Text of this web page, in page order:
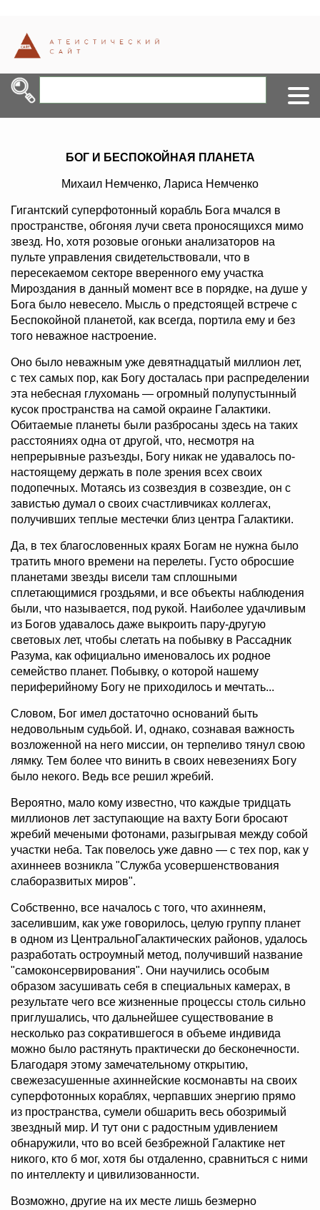
БОГ И БЕСПОКОЙНАЯ ПЛАНЕТА
Михаил Немченко, Лариса Немченко
Гигантский суперфотонный корабль Бога мчался в
пространстве, обгоняя лучи света проносящихся мимо
звезд. Но, хотя розовые огоньки анализаторов на
пульте управления свидетельствовали, что в
пересекаемом секторе вверенного ему участка
Мироздания в данный момент все в порядке, на душе у
Бога было невесело. Мысль о предстоящей встрече с
Беспокойной планетой, как всегда, портила ему и без
того неважное настроение.
Оно было неважным уже девятнадцатый миллион лет,
с тех самых пор, как Богу досталась при распределении
эта небесная глухомань — огромный полупустынный
кусок пространства на самой окраине Галактики.
Обитаемые планеты были разбросаны здесь на таких
расстояниях одна от другой, что, несмотря на
непрерывные разъезды, Богу никак не удавалось по-
настоящему держать в поле зрения всех своих
подопечных. Мотаясь из созвездия в созвездие, он с
завистью думал о своих счастливчиках коллегах,
получивших теплые местечки близ центра Галактики.
Да, в тех благословенных краях Богам не нужна было
тратить много времени на перелеты. Густо обросшие
планетами звезды висели там сплошными
сплетающимися гроздьями, и все объекты наблюдения
были, что называется, под рукой. Наиболее удачливым
из Богов удавалось даже выкроить пару-другую
световых лет, чтобы слетать на побывку в Рассадник
Разума, как официально именовалось их родное
семейство планет. Побывку, о которой нашему
периферийному Богу не приходилось и мечтать...
Словом, Бог имел достаточно оснований быть
недовольным судьбой. И, однако, сознавая важность
возложенной на него миссии, он терпеливо тянул свою
лямку. Тем более что винить в своих невезениях Богу
было некого. Ведь все решил жребий.
Вероятно, мало кому известно, что каждые тридцать
миллионов лет заступающие на вахту Боги бросают
жребий мечеными фотонами, разыгрывая между собой
участки неба. Так повелось уже давно — с тех пор, как у
ахиннеев возникла "Служба усовершенствования
слаборазвитых миров".
Собственно, все началось с того, что ахиннеям,
заселившим, как уже говорилось, целую группу планет
в одном из ЦентральноГалактических районов, удалось
разработать остроумный метод, получивший название
"самоконсервирования". Они научились особым
образом засушивать себя в специальных камерах, в
результате чего все жизненные процессы столь сильно
приглушались, что дальнейшее существование в
несколько раз сократившегося в объеме индивида
можно было растянуть практически до бесконечности.
Благодаря этому замечательному открытию,
свежезасушенные ахиннейские космонавты на своих
суперфотонных кораблях, черпавших энергию прямо
из пространства, сумели обшарить весь обозримый
звездный мир. И тут они с радостным удивлением
обнаружили, что во всей безбрежной Галактике нет
никого, кто б мог, хотя бы отдаленно, сравниться с ними
по интеллекту и цивилизованности.
Возможно, другие на их месте лишь безмерно